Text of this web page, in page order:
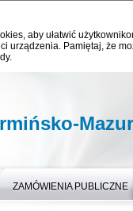
aby ułatwić
urządzenia. Pamiętaj, że
ZAMÓWIENIA PUBLICZNE